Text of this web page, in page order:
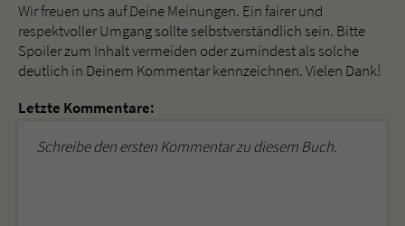
Wir freuen uns auf Deine Meinungen. Ein fairer und
respektvoller Umgang sollte selbstverständlich sein. Bitte
Spoiler zum Inhalt vermeiden oder zumindest als solche
deutlich in Deinem Kommentar kennzeichnen. Vielen Dank!
Letzte Kommentare:
Schreibe den ersten Kommentar zu diesem Buch.